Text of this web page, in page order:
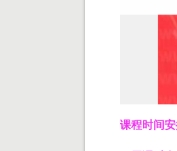
课程时间